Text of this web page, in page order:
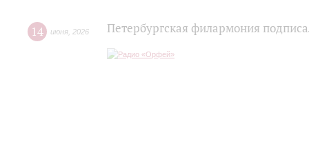
14 июня 2026 Петербургская филармония